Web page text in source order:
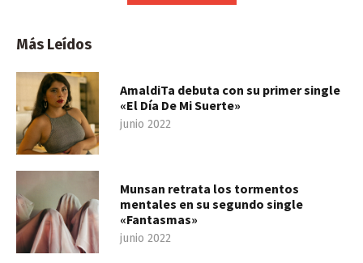
Más Leídos
AmaldiTa debuta con su primer single
«El Día De Mi Suerte»
junio 2022
Munsan retrata los tormentos
mentales en su segundo single
«Fantasmas»
junio 2022